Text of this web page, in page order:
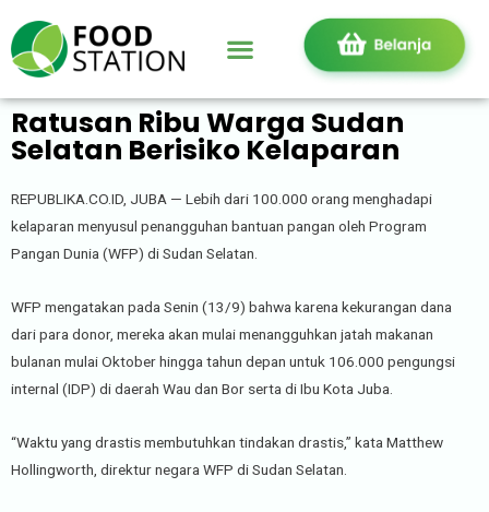
Ratusan Ribu Warga Sudan
Selatan Berisiko Kelaparan
REPUBLIKA.CO.ID, JUBA — Lebih dari 100.000 orang menghadapi
kelaparan menyusul penangguhan bantuan pangan oleh Program
Pangan Dunia (WFP) di Sudan Selatan.
WFP mengatakan pada Senin (13/9) bahwa karena kekurangan dana
dari para donor, mereka akan mulai menangguhkan jatah makanan
bulanan mulai Oktober hingga tahun depan untuk 106.000 pengungsi
internal (IDP) di daerah Wau dan Bor serta di Ibu Kota Juba.
“Waktu yang drastis membutuhkan tindakan drastis,” kata Matthew
Hollingworth, direktur negara WFP di Sudan Selatan.